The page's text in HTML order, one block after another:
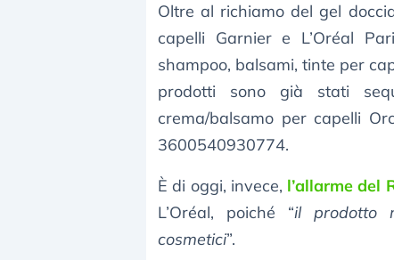
Oltre al richiamo del gel
capelli Garnier e L’Oréal
shampoo, balsami, tinte per
prodotti sono già stati
crema/balsamo per capelli
3600540930774.
È di oggi, invece, l’allarme del
L’Oréal, poiché “il prodotto
cosmetici”.